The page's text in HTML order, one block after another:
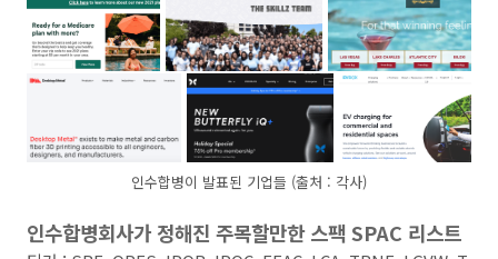
인수합병이 발표된 기업들 (출처 : 각사)
인수합병회사가 정해진 주목할만한 스팩 SPAC 리스트